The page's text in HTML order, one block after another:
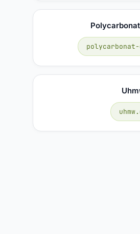
polycarbonat-